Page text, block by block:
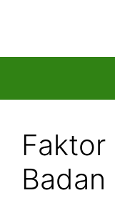
Faktor
Badan